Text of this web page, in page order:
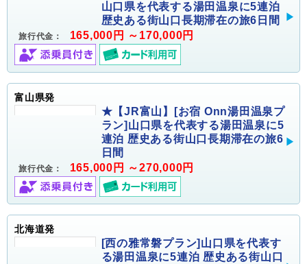
山口県を代表する湯田温泉に5連泊
歴史ある街山口長期滞在の旅6日間
旅行代金： 165,000円 ～170,000円
富山県発
★【JR富山】[お宿 Onn湯田温泉プ
ラン]山口県を代表する湯田温泉に5
連泊 歴史ある街山口長期滞在の旅6
日間
旅行代金： 165,000円 ～270,000円
北海道発
[西の雅常磐プラン]山口県を代表す
る湯田温泉に5連泊 歴史ある街山口